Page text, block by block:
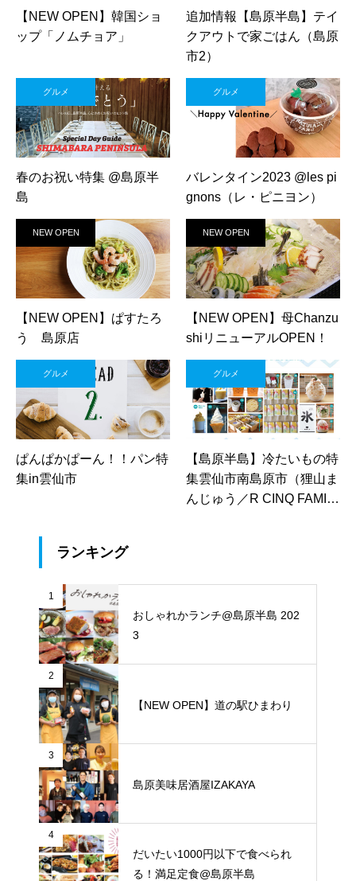
【NEW OPEN】韓国ショ
ップ「ノムチョア」
追加情報【島原半島】テイ
クアウトで家ごはん（島原
市2）
グルメ
春のお祝い特集 @島原半
島
グルメ
バレンタイン2023 @les pi
gnons（レ・ピニヨン）
NEW OPEN
【NEW OPEN】ぱすたろ
う 島原店
NEW OPEN
【NEW OPEN】母Chanzu
shiリニューアルOPEN！
グルメ
ぱんぱかぱーん！！パン特
集in雲仙市
グルメ
【島原半島】冷たいもの特
集雲仙市南島原市（狸山ま
んじゅう／R CINQ FAMIL
ランキング
1
おしゃれかランチ@島原半島 202
3
2
【NEW OPEN】道の駅ひまわり
3
島原美味居酒屋IZAKAYA
4
だいたい1000円以下で食べられ
る！満足定食@島原半島